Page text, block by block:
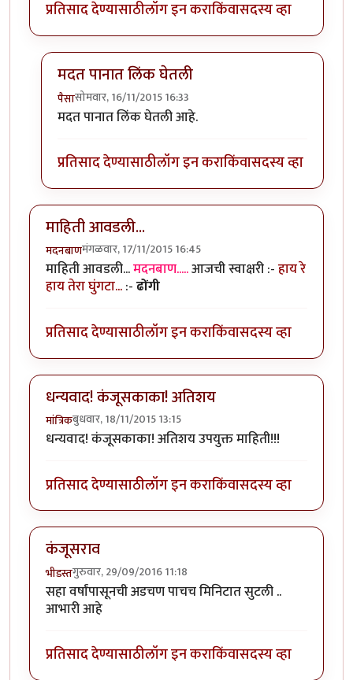
प्रतिसाद देण्यासाठीलॉग इन कराकिंवासदस्य व्हा
मदत पानात लिंक घेतली
पैसासोमवार, 16/11/2015 16:33
In reply toकंजूसकाका, लेख अप्रतिम.
मदत पानात लिंक घेतली आहे.
प्रतिसाद देण्यासाठीलॉग इन कराकिंवासदस्य व्हा
माहिती आवडली...
मदनबाणमंगळवार, 17/11/2015 16:45
माहिती आवडली...मदनबाण.....आजची स्वाक्षरी :-हाय रे
हाय तेरा घुंगटा...:-ढोंगी
प्रतिसाद देण्यासाठीलॉग इन कराकिंवासदस्य व्हा
धन्यवाद! कंजूसकाका! अतिशय
मांत्रिकबुधवार, 18/11/2015 13:15
धन्यवाद! कंजूसकाका! अतिशय उपयुक्त माहिती!!!
प्रतिसाद देण्यासाठीलॉग इन कराकिंवासदस्य व्हा
कंजूसराव
भीडस्तगुरुवार, 29/09/2016 11:18
सहा वर्षांपासूनची अडचण पाचच मिनिटात सुटली ..
आभारी आहे
प्रतिसाद देण्यासाठीलॉग इन कराकिंवासदस्य व्हा